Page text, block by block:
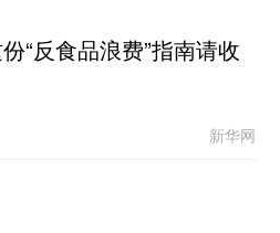
“反食品浪费”指南请收
新华网